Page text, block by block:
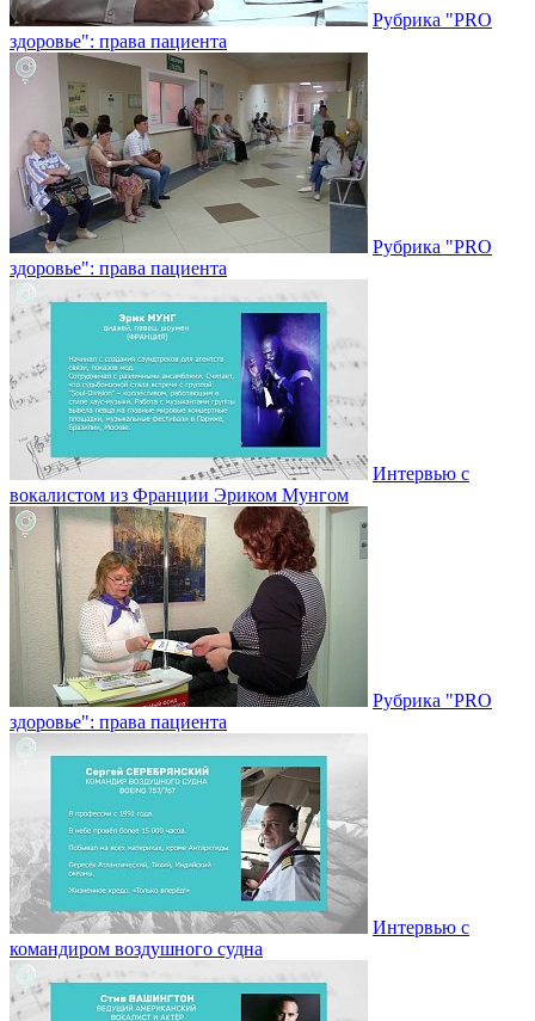
Рубрика "PRO
здоровье": права пациента
Рубрика "PRO
здоровье": права пациента
Интервью с
вокалистом из Франции Эриком Мунгом
Рубрика "PRO
здоровье": права пациента
Интервью с
командиром воздушного судна